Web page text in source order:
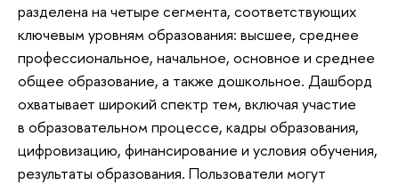
разделена на четыре сегмента, соответствующих
ключевым уровням образования: высшее, среднее
профессиональное, начальное, основное и среднее
общее образование, а также дошкольное. Дашборд
охватывает широкий спектр тем, включая участие
в образовательном процессе, кадры образования,
цифровизацию, финансирование и условия обучения,
результаты образования. Пользователи могут